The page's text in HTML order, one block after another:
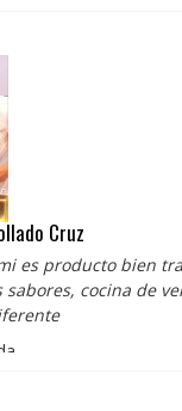
Cruz
es producto bien
sabores, cocina de